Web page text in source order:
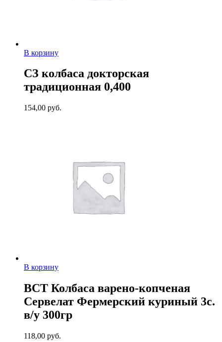
В корзину
СЗ колбаса докторская
традиционная 0,400
154,00 руб.
В корзину
ВСТ Колбаса варено-копченая
Сервелат Фермерский куриный 3с.
в/у 300гр
118,00 руб.